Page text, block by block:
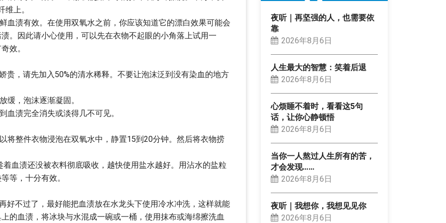
上。
血渍有效。在使用双氧水之前，你应该知道它的漂白效果可能会
。因此请小心使用，可以先在衣物不起眼的小角落上试用一
效。
贵，请先加入50%的清水稀释。不要让泡沫泛到没有染血的地方
缓，泡沫逐渐凝固。
血渍完全消失或淡得几不可见。
将整件衣物浸泡在双氧水中，静置15到20分钟。然后将衣物捞
血渍还没被衣料彻底吸收，越快使用盐水越好。用沾水的盐粒
等，十分有效。
好不过了，最好能把血渍放在水龙头下使用冷水冲洗，这样就能
的血渍，将冰块与水混成一碗或一桶，使用抹布或海绵擦洗血
夜听｜再坚强的人，也需要依
靠
2026年8月6日
人生最大的智慧：笑着后退
2026年8月6日
心烦睡不着时，看看这5句
话，让你心静顿悟
2026年8月6日
当你一人熬过人生所有的苦，
才会发现……
2026年8月6日
夜听｜我想你，我想见见你
2026年8月6日